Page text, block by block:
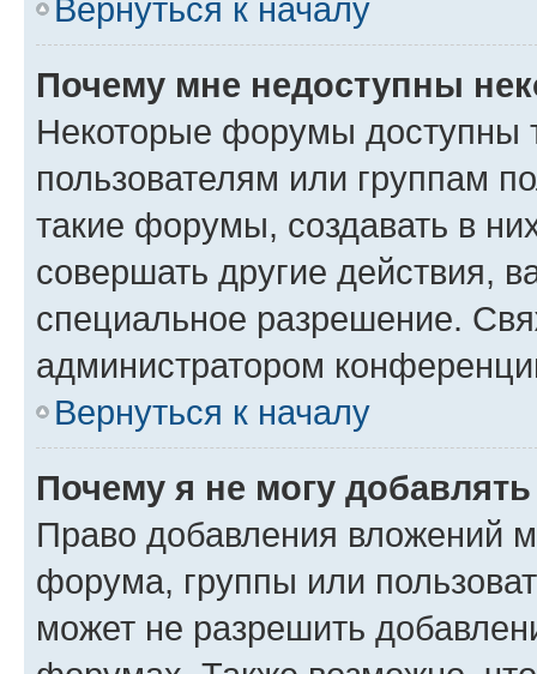
Вернуться к началу
Почему мне недоступны
Некоторые форумы доступны
пользователям или группам
такие форумы, создавать в
совершать другие действия,
специальное разрешение.
администратором
Вернуться к началу
Почему я не могу
Право добавления вложений
форума, группы или
может не разрешить